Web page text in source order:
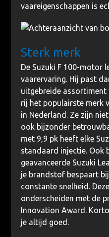
vaareigenschappen is
Sterk merk
De Suzuki F 100-motor
vaarervaring. Hij past
uitgebreide assortiment
rij het populairste merk
in Nederland. Ze zijn
ook bijzonder
met 9,9 pk heeft elke
standaard injectie. Ook
geavanceerde Suzuki
je brandstof bespaart
constante snelheid.
onderscheiden met de
Innovation Award.
je altijd goed.